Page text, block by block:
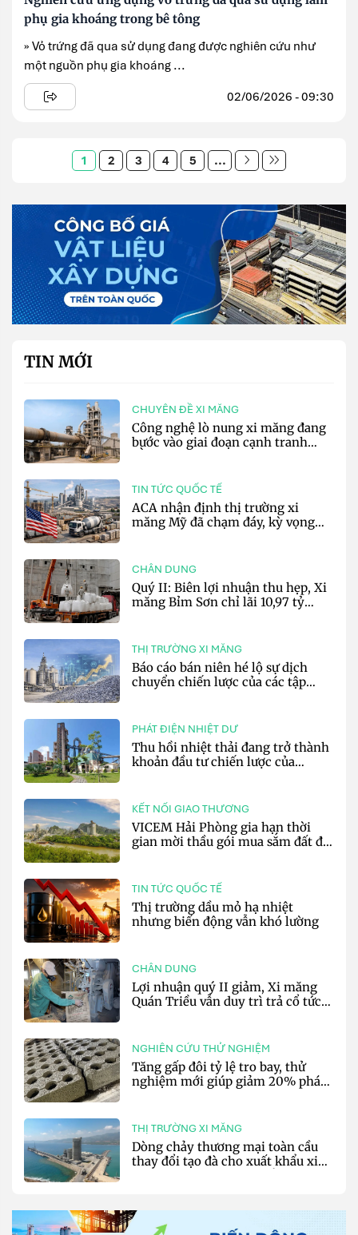
phụ gia khoáng trong bê tông
» Vỏ trứng đã qua sử dụng đang được nghiên cứu như
một nguồn phụ gia khoáng ...
02/06/2026 - 09:30
1 2 3 4 5 ...
TIN MỚI
CHUYÊN ĐỀ XI MĂNG
Công nghệ lò nung xi măng đang
bước vào giai đoạn cạnh tranh
TIN TỨC QUỐC TẾ
ACA nhận định thị trường xi
măng Mỹ đã chạm đáy, kỳ vọng
CHÂN DUNG
Quý II: Biên lợi nhuận thu hẹp, Xi
măng Bỉm Sơn chỉ lãi 10,97 tỷ
THỊ TRƯỜNG XI MĂNG
Báo cáo bán niên hé lộ sự dịch
chuyển chiến lược của các tập
PHÁT ĐIỆN NHIỆT DƯ
Thu hồi nhiệt thải đang trở thành
khoản đầu tư chiến lược của
KẾT NỐI GIAO THƯƠNG
VICEM Hải Phòng gia hạn thời
gian mời thầu gói mua sắm đất đá
TIN TỨC QUỐC TẾ
Thị trường dầu mỏ hạ nhiệt
nhưng biến động vẫn khó lường
CHÂN DUNG
Lợi nhuận quý II giảm, Xi măng
Quán Triều vẫn duy trì trả cổ tức
NGHIÊN CỨU THỬ NGHIỆM
Tăng gấp đôi tỷ lệ tro bay, thử
nghiệm mới giúp giảm 20% phát
THỊ TRƯỜNG XI MĂNG
Dòng chảy thương mại toàn cầu
thay đổi tạo đà cho xuất khẩu xi